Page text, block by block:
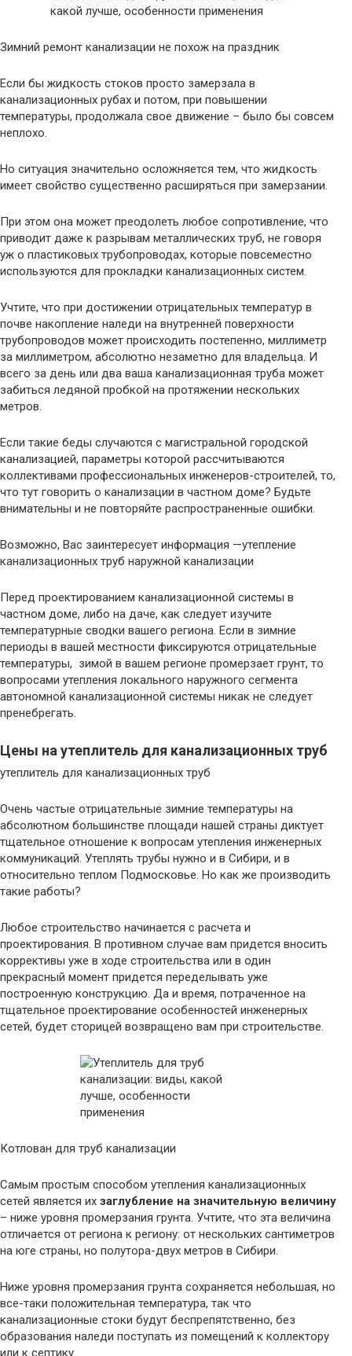
Зимний ремонт канализации не похож на праздник
Если бы жидкость стоков просто замерзала в
канализационных рубах и потом, при повышении
температуры, продолжала свое движение – было бы совсем
неплохо.
Но ситуация значительно осложняется тем, что жидкость
имеет свойство существенно расширяться при замерзании.
При этом она может преодолеть любое сопротивление, что
приводит даже к разрывам металлических труб, не говоря
уж о пластиковых трубопроводах, которые повсеместно
используются для прокладки канализационных систем.
Учтите, что при достижении отрицательных температур в
почве накопление наледи на внутренней поверхности
трубопроводов может происходить постепенно, миллиметр
за миллиметром, абсолютно незаметно для владельца. И
всего за день или два ваша канализационная труба может
забиться ледяной пробкой на протяжении нескольких
метров.
Если такие беды случаются с магистральной городской
канализацией, параметры которой рассчитываются
коллективами профессиональных инженеров-строителей, то,
что тут говорить о канализации в частном доме? Будьте
внимательны и не повторяйте распространенные ошибки.
Возможно, Вас заинтересует информация —утепление
канализационных труб наружной канализации
Перед проектированием канализационной системы в
частном доме, либо на даче, как следует изучите
температурные сводки вашего региона. Если в зимние
периоды в вашей местности фиксируются отрицательные
температуры, зимой в вашем регионе промерзает грунт, то
вопросами утепления локального наружного сегмента
автономной канализационной системы никак не следует
пренебрегать.
Цены на утеплитель для канализационных труб
утеплитель для канализационных труб
Очень частые отрицательные зимние температуры на
абсолютном большинстве площади нашей страны диктует
тщательное отношение к вопросам утепления инженерных
коммуникаций. Утеплять трубы нужно и в Сибири, и в
относительно теплом Подмосковье. Но как же производить
такие работы?
Любое строительство начинается с расчета и
проектирования. В противном случае вам придется вносить
коррективы уже в ходе строительства или в один
прекрасный момент придется переделывать уже
построенную конструкцию. Да и время, потраченное на
тщательное проектирование особенностей инженерных
сетей, будет сторицей возвращено вам при строительстве.
Котлован для труб канализации
Самым простым способом утепления канализационных
сетей является их заглубление на значительную величину
– ниже уровня промерзания грунта. Учтите, что эта величина
отличается от региона к региону: от нескольких сантиметров
на юге страны, но полутора-двух метров в Сибири.
Ниже уровня промерзания грунта сохраняется небольшая, но
все-таки положительная температура, так что
канализационные стоки будут беспрепятственно, без
образования наледи поступать из помещений к коллектору
или к септику.